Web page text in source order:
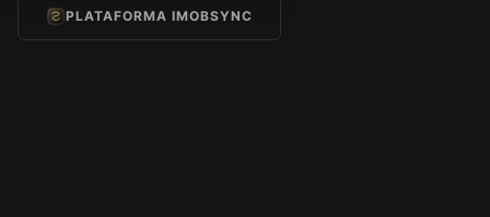
PLATAFORMA IMOBSYNC